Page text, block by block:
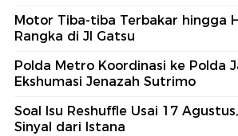
Motor Tiba-tiba Terbakar hingga
Rangka di Jl Gatsu
Polda Metro Koordinasi ke Polda
Ekshumasi Jenazah Sutrimo
Soal Isu Reshuffle Usai 17
Sinyal dari Istana